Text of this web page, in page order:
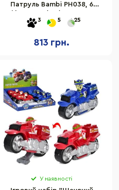
Патруль Bambi PH038, 6
нагрудний значок
3 5 25
813 грн.
У наявності